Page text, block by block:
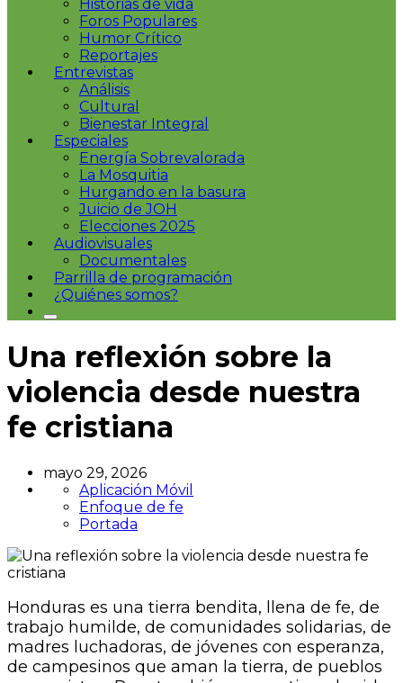
Historias de vida
Foros Populares
Humor Crítico
Reportajes
Entrevistas
Análisis
Cultural
Bienestar Integral
Especiales
Energía Sobrevalorada
La Mosquitia
Hurgando en la basura
Juicio de JOH
Elecciones 2025
Audiovisuales
Documentales
Parrilla de programación
¿Quiénes somos?
Una reflexión sobre la
violencia desde nuestra
fe cristiana
mayo 29, 2026
Aplicación Móvil
Enfoque de fe
Portada
Honduras es una tierra bendita, llena de fe, de
trabajo humilde, de comunidades solidarias, de
madres luchadoras, de jóvenes con esperanza,
de campesinos que aman la tierra, de pueblos